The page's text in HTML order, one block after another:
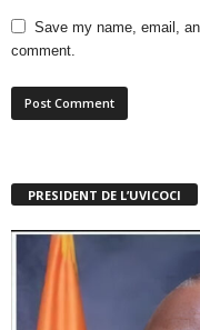
Save my name, email,
comment.
PRESIDENT DE L’UVICOCI